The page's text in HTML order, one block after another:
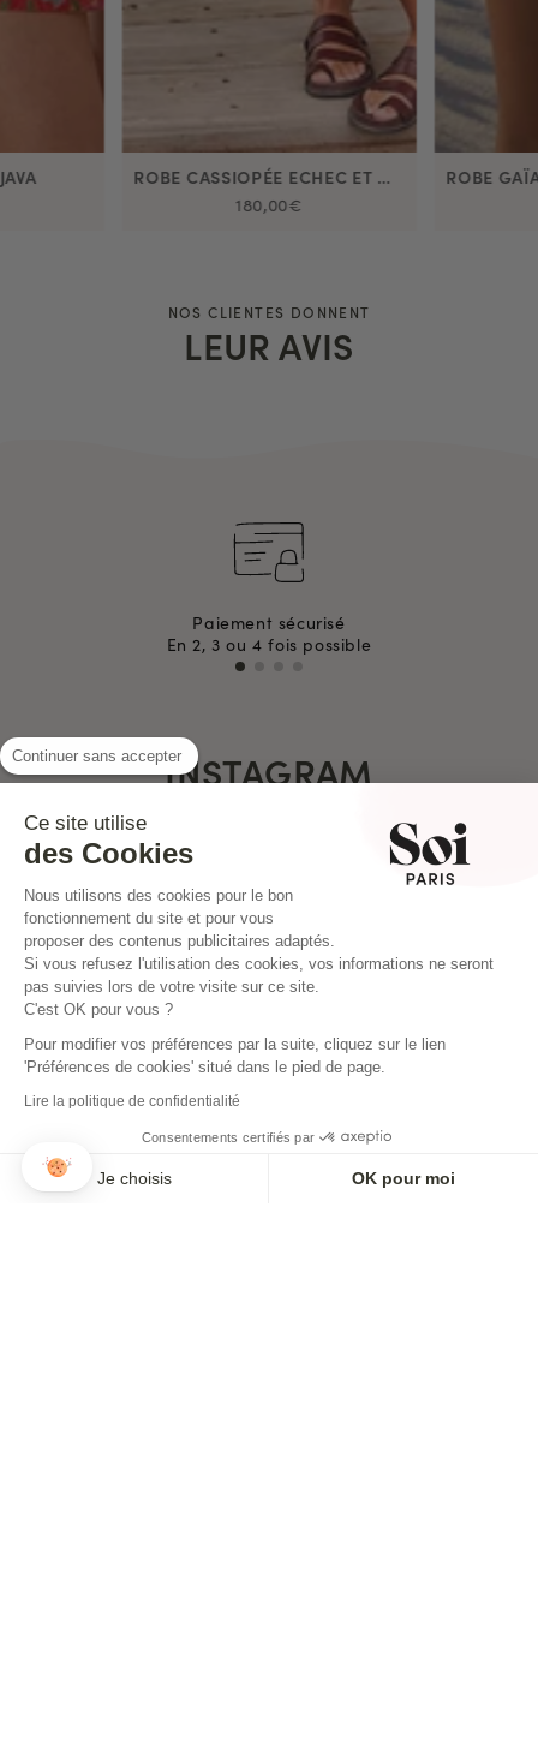
ROBE CASSIOPÉE ECHEC ET MAT CHOCOLAT
180,00€
NOS CLIENTES DONNENT
LEUR AVIS
Paiement sécurisé
En 2, 3 ou 4 fois possible
INSTAGRAM
NEWSLETTER
Inscrivez-vous pour ne rien louper !
Continuer sans accepter
Ce site utilise
des Cookies
Nous utilisons des cookies pour le bon
fonctionnement du site et pour vous
proposer des contenus publicitaires adaptés.
Si vous refusez l'utilisation des cookies, vos informations ne seront
pas suivies lors de votre visite sur ce site.
C'est OK pour vous ?
Pour modifier vos préférences par la suite, cliquez sur le lien
'Préférences de cookies' situé dans le pied de page.
Lire la politique de confidentialité
Consentements certifiés par
Je choisis OK pour moi